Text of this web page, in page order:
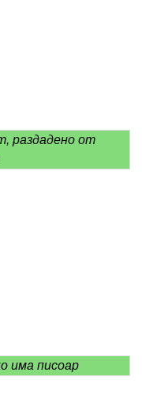
раздадено от
има писоар